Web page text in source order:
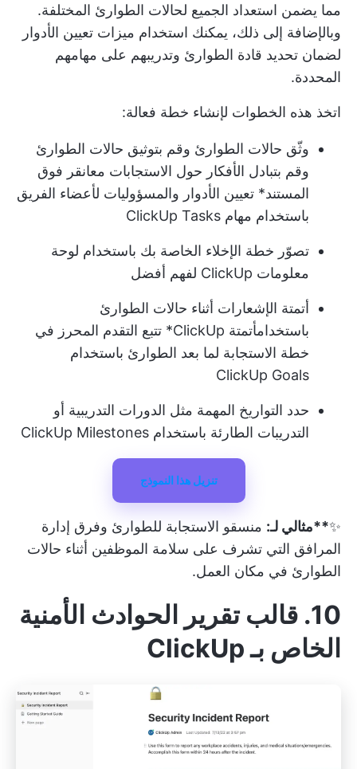
مما يضمن استعداد الجميع لحالات الطوارئ المختلفة.
وبالإضافة إلى ذلك، يمكنك استخدام ميزات تعيين الأدوار
لضمان تحديد قادة الطوارئ وتدريبهم على مهامهم
المحددة.
اتخذ هذه الخطوات لإنشاء خطة فعالة:
وثّق حالات الطوارئ وقم بتوثيق حالات الطوارئ
وقم بتبادل الأفكار حول الاستجابات معانقر فوق
المستند* تعيين الأدوار والمسؤوليات لأعضاء الفريق
باستخدام مهام ClickUp Tasks
تصوّر خطة الإخلاء الخاصة بك باستخدام لوحة
معلومات ClickUp لفهم أفضل
أتمتة الإشعارات أثناء حالات الطوارئ
باستخدامأتمتة ClickUp
* تتبع التقدم المحرز في
خطة الاستجابة لما بعد الطوارئ باستخدام
ClickUp Goals
حدد التواريخ المهمة مثل الدورات التدريبية أو
التدريبات الطارئة باستخدام ClickUp Milestones
تنزيل هذا النموذج
✨**مثالي لـ: منسقو الاستجابة للطوارئ وفرق إدارة
المرافق التي تشرف على سلامة الموظفين أثناء حالات
الطوارئ في مكان العمل.
10. قالب تقرير الحوادث الأمنية
الخاص بـ ClickUp